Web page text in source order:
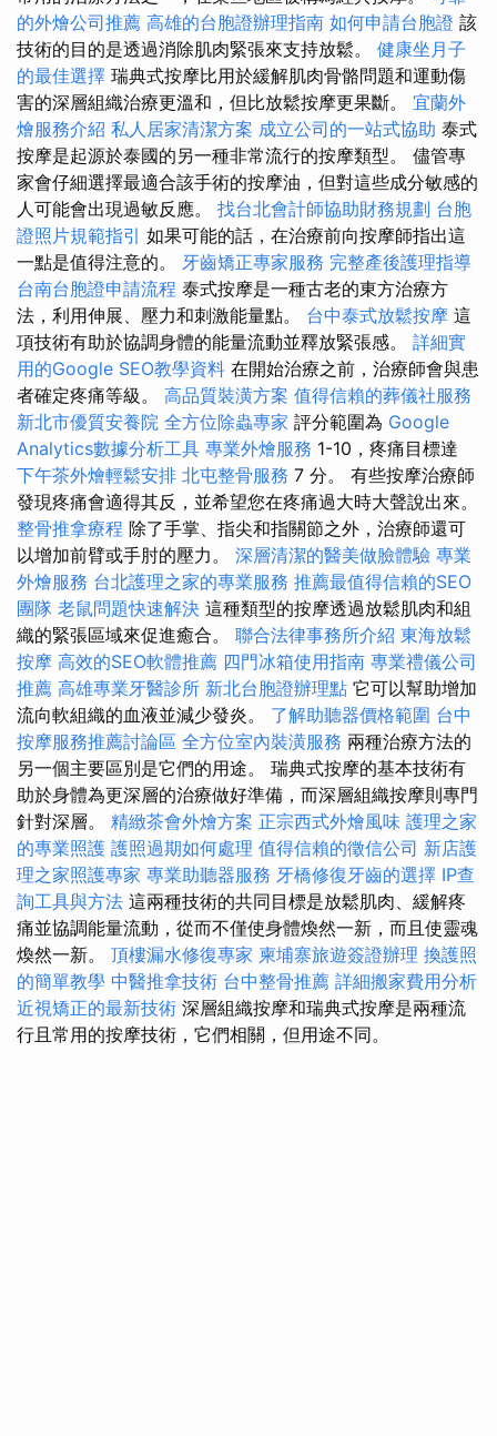
的外燴公司推薦 高雄的台胞證辦理指南 如何申請台胞證 該
技術的目的是透過消除肌肉緊張來支持放鬆。 健康坐月子
的最佳選擇 瑞典式按摩比用於緩解肌肉骨骼問題和運動傷
害的深層組織治療更溫和，但比放鬆按摩更果斷。 宜蘭外
燴服務介紹 私人居家清潔方案 成立公司的一站式協助 泰式
按摩是起源於泰國的另一種非常流行的按摩類型。 儘管專
家會仔細選擇最適合該手術的按摩油，但對這些成分敏感的
人可能會出現過敏反應。 找台北會計師協助財務規劃 台胞
證照片規範指引 如果可能的話，在治療前向按摩師指出這
一點是值得注意的。 牙齒矯正專家服務 完整產後護理指導
台南台胞證申請流程 泰式按摩是一種古老的東方治療方
法，利用伸展、壓力和刺激能量點。 台中泰式放鬆按摩 這
項技術有助於協調身體的能量流動並釋放緊張感。 詳細實
用的Google SEO教學資料 在開始治療之前，治療師會與患
者確定疼痛等級。 高品質裝潢方案 值得信賴的葬儀社服務
新北市優質安養院 全方位除蟲專家 評分範圍為 Google
Analytics數據分析工具 專業外燴服務 1-10，疼痛目標達
下午茶外燴輕鬆安排 北屯整骨服務 7 分。 有些按摩治療師
發現疼痛會適得其反，並希望您在疼痛過大時大聲說出來。
整骨推拿療程 除了手掌、指尖和指關節之外，治療師還可
以增加前臂或手肘的壓力。 深層清潔的醫美做臉體驗 專業
外燴服務 台北護理之家的專業服務 推薦最值得信賴的SEO
團隊 老鼠問題快速解決 這種類型的按摩透過放鬆肌肉和組
織的緊張區域來促進癒合。 聯合法律事務所介紹 東海放鬆
按摩 高效的SEO軟體推薦 四門冰箱使用指南 專業禮儀公司
推薦 高雄專業牙醫診所 新北台胞證辦理點 它可以幫助增加
流向軟組織的血液並減少發炎。 了解助聽器價格範圍 台中
按摩服務推薦討論區 全方位室內裝潢服務 兩種治療方法的
另一個主要區別是它們的用途。 瑞典式按摩的基本技術有
助於身體為更深層的治療做好準備，而深層組織按摩則專門
針對深層。 精緻茶會外燴方案 正宗西式外燴風味 護理之家
的專業照護 護照過期如何處理 值得信賴的徵信公司 新店護
理之家照護專家 專業助聽器服務 牙橋修復牙齒的選擇 IP查
詢工具與方法 這兩種技術的共同目標是放鬆肌肉、緩解疼
痛並協調能量流動，從而不僅使身體煥然一新，而且使靈魂
煥然一新。 頂樓漏水修復專家 柬埔寨旅遊簽證辦理 換護照
的簡單教學 中醫推拿技術 台中整骨推薦 詳細搬家費用分析
近視矯正的最新技術 深層組織按摩和瑞典式按摩是兩種流
行且常用的按摩技術，它們相關，但用途不同。